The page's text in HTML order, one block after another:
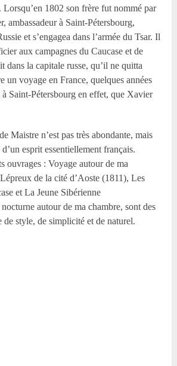
Lorsqu’en 1802 son frère fut nommé par
ambassadeur à Saint-Pétersbourg,
et s’engagea dans l’armée du Tsar. Il
aux campagnes du Caucase et de
dans la capitale russe, qu’il ne quitta
un voyage en France, quelques années
à Saint-Pétersbourg en effet, que Xavier
Maistre n’est pas très abondante, mais
esprit essentiellement français.
ouvrages : Voyage autour de ma
de la cité d’Aoste (1811), Les
et La Jeune Sibérienne
autour de ma chambre, sont des
de style, de simplicité et de naturel.